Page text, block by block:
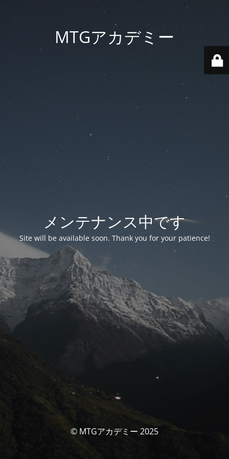
MTGアカデミー
メンテナンス中です
Site will be available soon. Thank you for your patience!
© MTGアカデミー 2025